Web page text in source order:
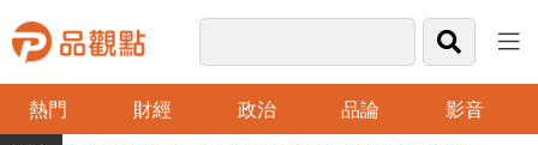
熱門 財經 政治 品論 影音
品